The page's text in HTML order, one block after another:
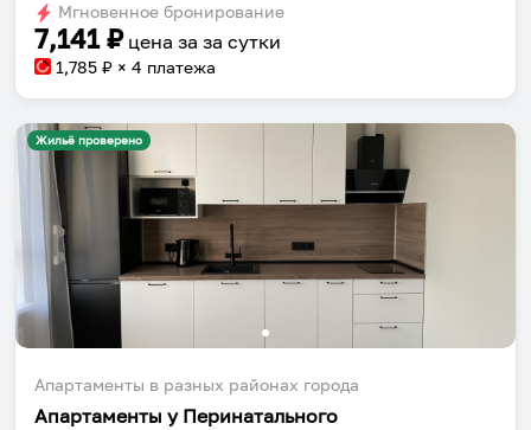
Мгновенное бронирование
7,141₽ цена за за сутки
1,785 ₽ × 4 платежа
Жильё проверено
Апартаменты в разных районах города
Апартаменты у Перинатального